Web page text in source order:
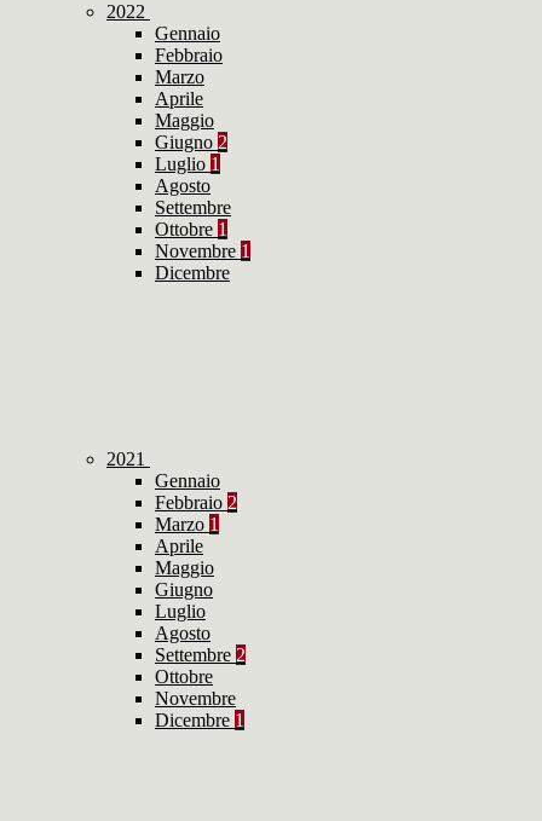
2022
Gennaio
Febbraio
Marzo
Aprile
Maggio
Giugno 2
Luglio 1
Agosto
Settembre
Ottobre 1
Novembre 1
Dicembre
2021
Gennaio
Febbraio 2
Marzo 1
Aprile
Maggio
Giugno
Luglio
Agosto
Settembre 2
Ottobre
Novembre
Dicembre 1